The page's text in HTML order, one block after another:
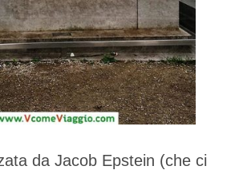
da Jacob Epstein (che ci